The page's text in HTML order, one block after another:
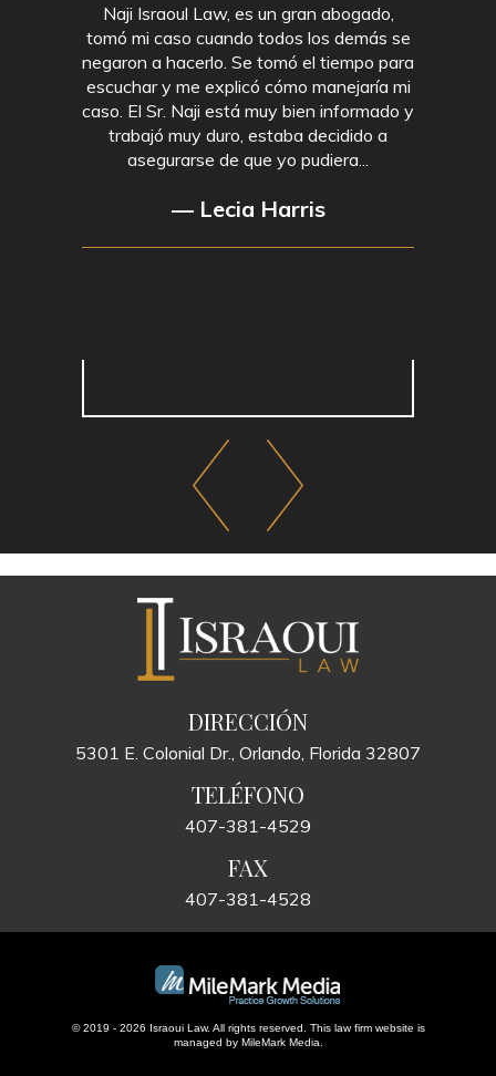
Naji Israoul Law, es un gran abogado,
tomó mi caso cuando todos los demás se
negaron a hacerlo. Se tomó el tiempo para
escuchar y me explicó cómo manejaría mi
caso. El Sr. Naji está muy bien informado y
trabajó muy duro, estaba decidido a
asegurarse de que yo pudiera...
— Lecia Harris
DIRECCIÓN
5301 E. Colonial Dr., Orlando, Florida 32807
TELÉFONO
407-381-4529
FAX
407-381-4528
© 2019 - 2026 Israoui Law. All rights reserved. This law firm website is
managed by MileMark Media.